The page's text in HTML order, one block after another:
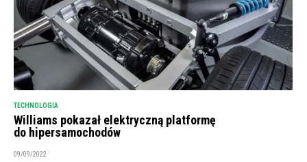
TECHNOLOGIA
Williams pokazał elektryczną platformę
do hipersamochodów
09/09/2022